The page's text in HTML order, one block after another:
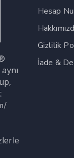
Hesap
Gizlilik
İade &